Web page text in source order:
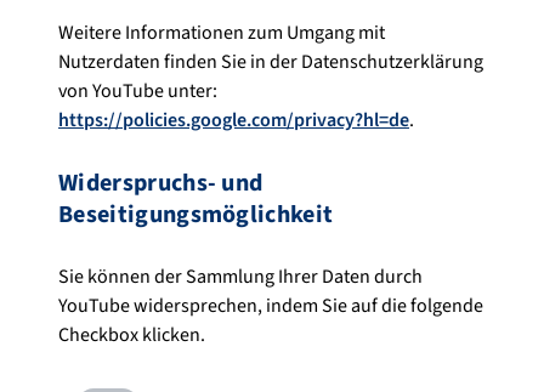
Weitere Informationen zum Umgang mit
Nutzerdaten finden Sie in der Datenschutzerklärung
von YouTube unter:
https://policies.google.com/privacy?hl=de.
Widerspruchs- und
Beseitigungsmöglichkeit
Sie können der Sammlung Ihrer Daten durch
YouTube widersprechen, indem Sie auf die folgende
Checkbox klicken.